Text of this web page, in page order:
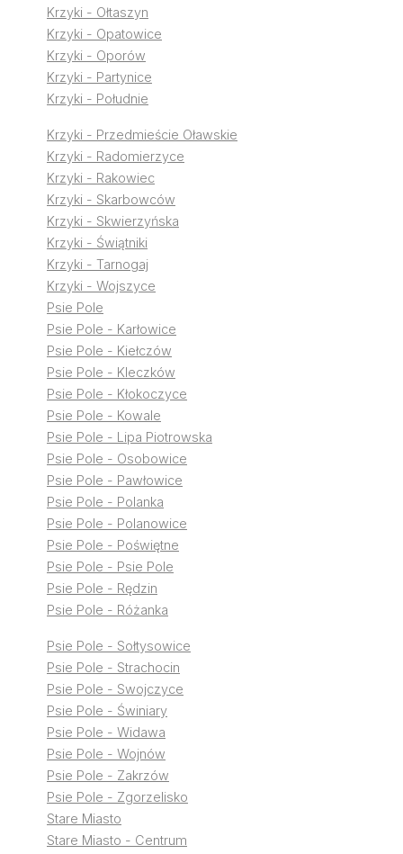
Krzyki - Ołtaszyn
Krzyki - Opatowice
Krzyki - Oporów
Krzyki - Partynice
Krzyki - Południe
Krzyki - Przedmieście Oławskie
Krzyki - Radomierzyce
Krzyki - Rakowiec
Krzyki - Skarbowców
Krzyki - Skwierzyńska
Krzyki - Świątniki
Krzyki - Tarnogaj
Krzyki - Wojszyce
Psie Pole
Psie Pole - Karłowice
Psie Pole - Kiełczów
Psie Pole - Kleczków
Psie Pole - Kłokoczyce
Psie Pole - Kowale
Psie Pole - Lipa Piotrowska
Psie Pole - Osobowice
Psie Pole - Pawłowice
Psie Pole - Polanka
Psie Pole - Polanowice
Psie Pole - Poświętne
Psie Pole - Psie Pole
Psie Pole - Rędzin
Psie Pole - Różanka
Psie Pole - Sołtysowice
Psie Pole - Strachocin
Psie Pole - Swojczyce
Psie Pole - Świniary
Psie Pole - Widawa
Psie Pole - Wojnów
Psie Pole - Zakrzów
Psie Pole - Zgorzelisko
Stare Miasto
Stare Miasto - Centrum